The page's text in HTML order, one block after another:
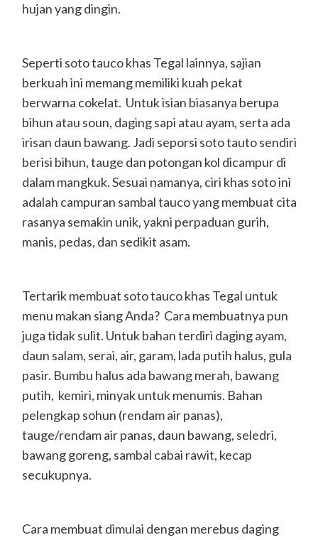
hujan yang dingin.
Seperti soto tauco khas Tegal lainnya, sajian
berkuah ini memang memiliki kuah pekat
berwarna cokelat. Untuk isian biasanya berupa
bihun atau soun, daging sapi atau ayam, serta ada
irisan daun bawang. Jadi seporsi soto tauto sendiri
berisi bihun, tauge dan potongan kol dicampur di
dalam mangkuk. Sesuai namanya, ciri khas soto ini
adalah campuran sambal tauco yang membuat cita
rasanya semakin unik, yakni perpaduan gurih,
manis, pedas, dan sedikit asam.
Tertarik membuat soto tauco khas Tegal untuk
menu makan siang Anda? Cara membuatnya pun
juga tidak sulit. Untuk bahan terdiri daging ayam,
daun salam, serai, air, garam, lada putih halus, gula
pasir. Bumbu halus ada bawang merah, bawang
putih, kemiri, minyak untuk menumis. Bahan
pelengkap sohun (rendam air panas),
tauge/rendam air panas, daun bawang, seledri,
bawang goreng, sambal cabai rawit, kecap
secukupnya.
Cara membuat dimulai dengan merebus daging